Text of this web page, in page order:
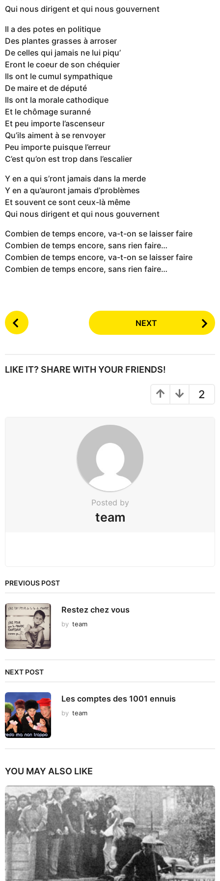
Qui nous dirigent et qui nous gouvernent
Il a des potes en politique
Des plantes grasses à arroser
De celles qui jamais ne lui piqu’
Eront le coeur de son chéquier
Ils ont le cumul sympathique
De maire et de député
Ils ont la morale cathodique
Et le chômage suranné
Et peu importe l’ascenseur
Qu’ils aiment à se renvoyer
Peu importe puisque l’erreur
C’est qu’on est trop dans l’escalier
Y en a qui s’ront jamais dans la merde
Y en a qu’auront jamais d’problèmes
Et souvent ce sont ceux-là même
Qui nous dirigent et qui nous gouvernent
Combien de temps encore, va-t-on se laisser faire
Combien de temps encore, sans rien faire…
Combien de temps encore, va-t-on se laisser faire
Combien de temps encore, sans rien faire…
P
o
P
NEXT
LIKE IT? SHARE WITH YOUR FRIENDS!
2
Posted by
team
PREVIOUS POST
Restez chez vous
by team
NEXT POST
Les comptes des 1001 ennuis
by team
YOU MAY ALSO LIKE